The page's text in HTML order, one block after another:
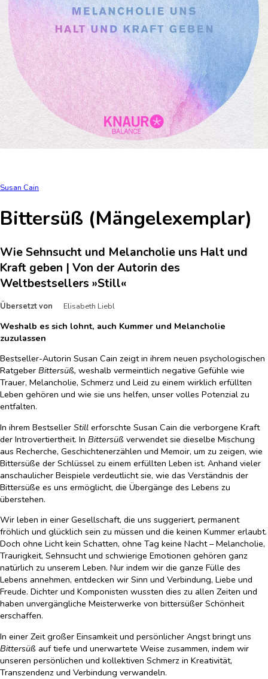
Susan Cain
Bittersüß (Mängelexemplar)
Wie Sehnsucht und Melancholie uns Halt und
Kraft geben | Von der Autorin des
Weltbestsellers »Still«
Übersetzt von Elisabeth Liebl
Weshalb es sich lohnt, auch Kummer und Melancholie
zuzulassen
Bestseller-Autorin Susan Cain zeigt in ihrem neuen psychologischen
Ratgeber Bittersüß, weshalb vermeintlich negative Gefühle wie
Trauer, Melancholie, Schmerz und Leid zu einem wirklich erfüllten
Leben gehören und wie sie uns helfen, unser volles Potenzial zu
entfalten.
In ihrem Bestseller Still erforschte Susan Cain die verborgene Kraft
der Introvertiertheit. In Bittersüß verwendet sie dieselbe Mischung
aus Recherche, Geschichtenerzählen und Memoir, um zu zeigen, wie
Bittersüße der Schlüssel zu einem erfüllten Leben ist. Anhand vieler
anschaulicher Beispiele verdeutlicht sie, wie das Verständnis der
Bittersüße es uns ermöglicht, die Übergänge des Lebens zu
überstehen.
Wir leben in einer Gesellschaft, die uns suggeriert, permanent
fröhlich und glücklich sein zu müssen und die keinen Kummer erlaubt.
Doch ohne Licht kein Schatten, ohne Tag keine Nacht – Melancholie,
Traurigkeit, Sehnsucht und schwierige Emotionen gehören ganz
natürlich zu unserem Leben. Nur indem wir die ganze Fülle des
Lebens annehmen, entdecken wir Sinn und Verbindung, Liebe und
Freude. Dichter und Komponisten wussten dies zu allen Zeiten und
haben unvergängliche Meisterwerke von bittersüßer Schönheit
erschaffen.
In einer Zeit großer Einsamkeit und persönlicher Angst bringt uns
Bittersüß auf tiefe und unerwartete Weise zusammen, indem wir
unseren persönlichen und kollektiven Schmerz in Kreativität,
Transzendenz und Verbindung verwandeln.